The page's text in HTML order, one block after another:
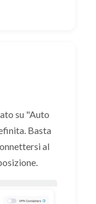
su "Auto
Basta
al